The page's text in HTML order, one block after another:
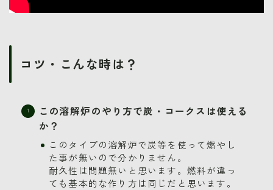
コツ・こんな時は？
この溶解炉のやり方で炭・コークスは使える
か？
このタイプの溶解炉で炭等を使って燃やし
た事が無いので分かりません。
耐久性は問題無いと思います。燃料が違っ
ても基本的な作り方は同じだと思います。